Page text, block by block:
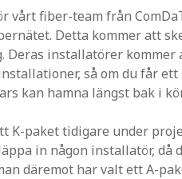
vårt fiber-team från
Detta kommer att
Deras installatörer kommer
så om du får
kan hamna längst bak i
K-paket tidigare under
in någon installatör, då
däremot har valt ett A-